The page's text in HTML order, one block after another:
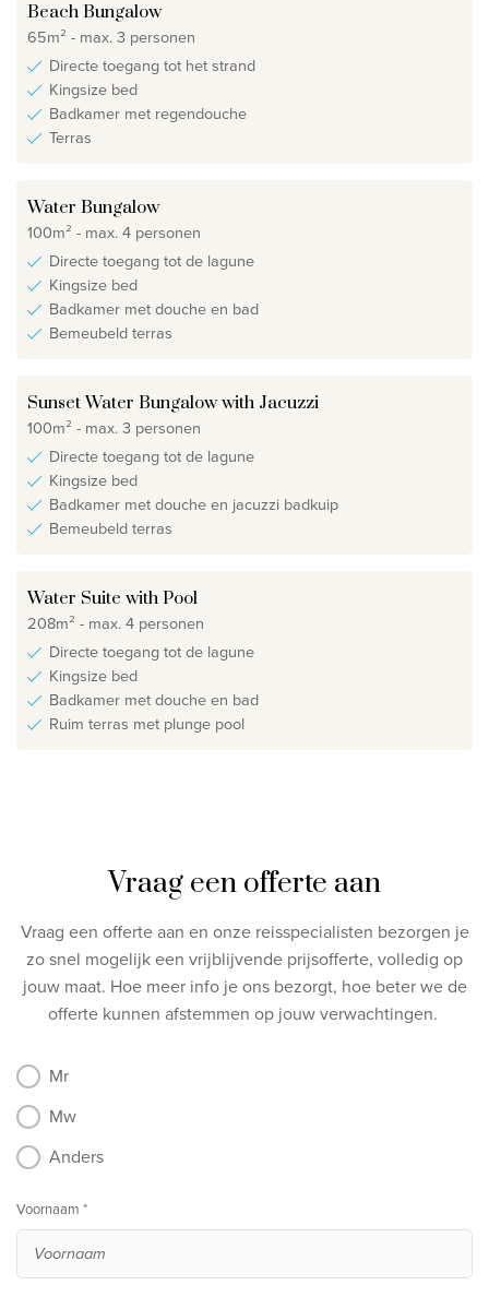
Beach Bungalow
65m² - max. 3 personen
Directe toegang tot het strand
Kingsize bed
Badkamer met regendouche
Terras
Water Bungalow
100m² - max. 4 personen
Directe toegang tot de lagune
Kingsize bed
Badkamer met douche en bad
Bemeubeld terras
Sunset Water Bungalow with Jacuzzi
100m² - max. 3 personen
Directe toegang tot de lagune
Kingsize bed
Badkamer met douche en jacuzzi badkuip
Bemeubeld terras
Water Suite with Pool
208m² - max. 4 personen
Directe toegang tot de lagune
Kingsize bed
Badkamer met douche en bad
Ruim terras met plunge pool
Vraag een offerte aan
Vraag een offerte aan en onze reisspecialisten bezorgen je
zo snel mogelijk een vrijblijvende prijsofferte, volledig op
jouw maat. Hoe meer info je ons bezorgt, hoe beter we de
offerte kunnen afstemmen op jouw verwachtingen.
Mr
Mw
Anders
Voornaam *